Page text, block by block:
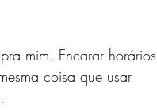
mim. Encarar horários
coisa que usar